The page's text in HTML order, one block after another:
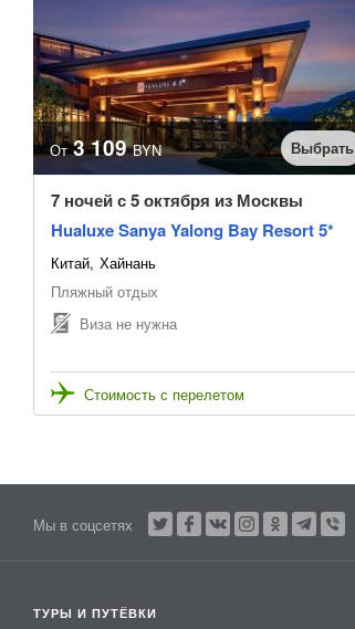
От 3 109 BYN Выбрать
7 ночей с 5 октября из Москвы
Hualuxe Sanya Yalong Bay Resort 5*
Китай Хайнань
Пляжный отдых
Виза не нужна
Стоимость с перелетом
Мы в соцсетях
ТУРЫ И ПУТЁВКИ